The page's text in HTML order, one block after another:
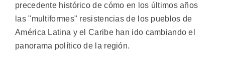
precedente histórico de cómo en los últimos años
las "multiformes" resistencias de los pueblos de
América Latina y el Caribe han ido cambiando el
panorama político de la región.